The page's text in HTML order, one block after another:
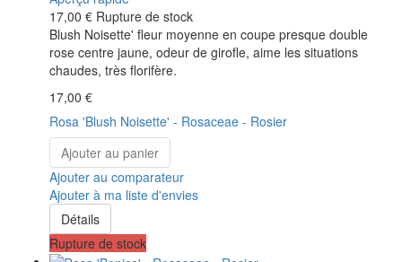
17,00 € Rupture de stock
Blush Noisette' fleur moyenne en coupe presque double
rose centre jaune, odeur de girofle, aime les situations
chaudes, très florifère.
17,00 €
Rosa 'Blush Noisette' - Rosaceae - Rosier
Ajouter au panier
Ajouter au comparateur
Ajouter à ma liste d'envies
Détails
Rupture de stock